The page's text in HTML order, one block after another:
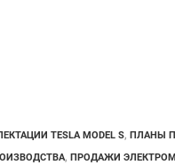
TESLA MODEL S, ПЛАНЫ
, ПРОДАЖИ